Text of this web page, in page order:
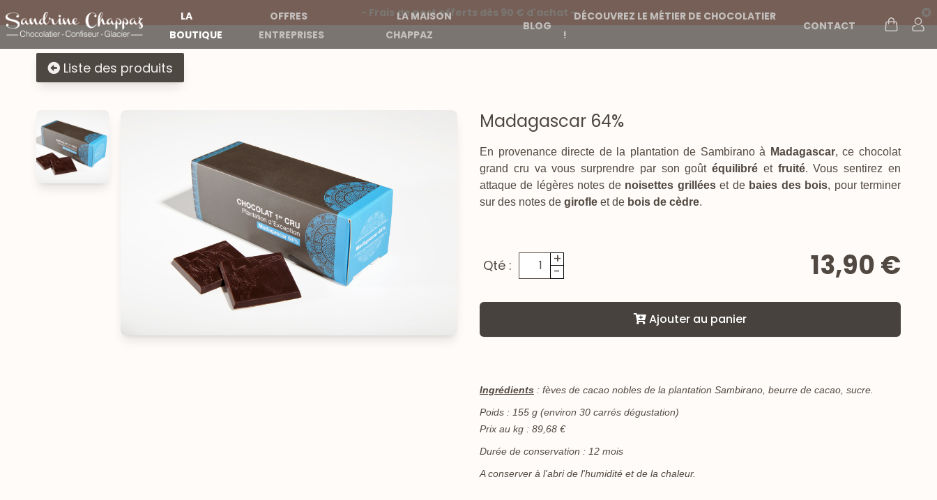
LA
BOUTIQUE
OFFRES
ENTREPRISES
LA MAISON
CHAPPAZ
BLOG
DÉCOUVREZ LE MÉTIER DE CHOCOLATIER
!
CONTACT
- Frais de port offerts dès 90 € d'achat -
Liste des produits
Madagascar 64%
En provenance directe de la plantation de Sambirano à Madagascar, ce chocolat
grand cru va vous surprendre par son goûtéquilibré et fruité. Vous sentirez en
attaque de légères notes de noisettes grilléeset de baies des bois, pour terminer
sur des notes de girofle et de bois de cèdre.
Qté : +
- 13,90 €
Ajouter au panier
Ingrédients : fèves de cacao nobles de la plantation Sambirano, beurre de cacao, sucre.
Poids : 155 g (environ 30 carrés dégustation)
Prix au kg : 89,68 €
Durée de conservation : 12 mois
A conserver à l'abri de l'humidité et de la chaleur.